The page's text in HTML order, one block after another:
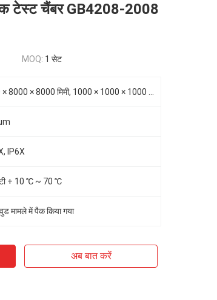
टेस्ट चैंबर GB4208-2008
MOQ: 1 सेट
IP6X
+ 10 ℃ ~ 70 ℃
मामले में पैक किया गया
अब बात करें